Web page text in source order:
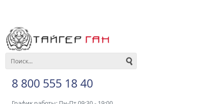
8 800 555 18 40